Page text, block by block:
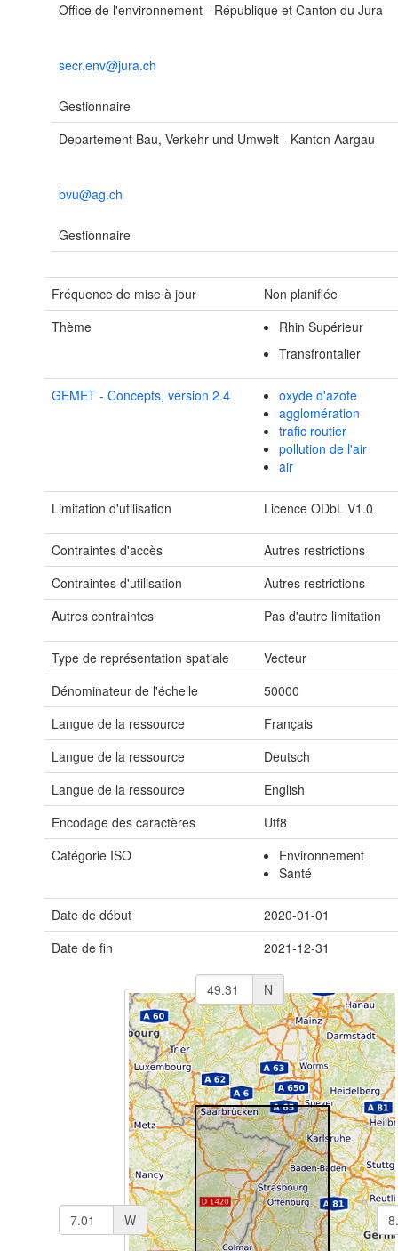
Office de l'environnement - République et Canton du Jura
secr.env@jura.ch
Gestionnaire
Departement Bau, Verkehr und Umwelt - Kanton Aargau
bvu@ag.ch
Gestionnaire
Fréquence de mise à jour
Non planifiée
Thème
Rhin Supérieur
Transfrontalier
GEMET - Concepts, version 2.4
oxyde d'azote
agglomération
trafic routier
pollution de l'air
air
Limitation d'utilisation Licence ODbL V1.0
Contraintes d'accès
Autres restrictions
Contraintes d'utilisation
Autres restrictions
Autres contraintes
Pas d'autre limitation
Type de représentation spatiale
Vecteur
Dénominateur de l'échelle
50000
Langue de la ressource
Français
Langue de la ressource
Deutsch
Langue de la ressource
English
Encodage des caractères
Utf8
Catégorie ISO
Environnement
Santé
Date de début
2020-01-01
Date de fin
2021-12-31
N
W